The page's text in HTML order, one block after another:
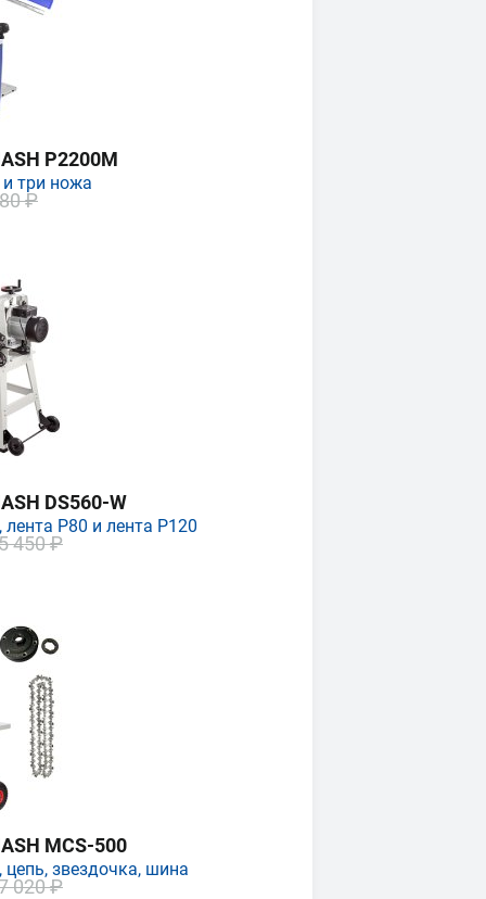
P2200M
три ножа
₽
DS560-W
P80 и лента P120
450 ₽
MCS-500
цепь, звездочка, шина
020 ₽